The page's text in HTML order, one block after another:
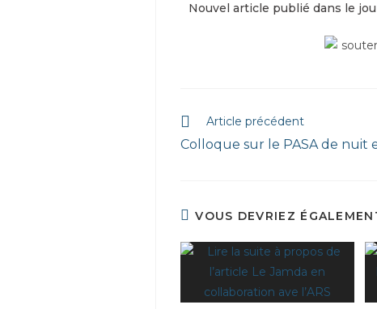
Nouvel article publié dans le
Article précédent
Colloque sur le PASA de nuit
VOUS DEVRIEZ